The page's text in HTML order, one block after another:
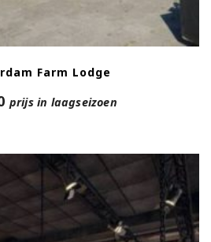
Farm Lodge
prijs in laagseizoen